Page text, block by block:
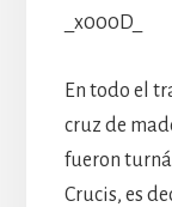
_x000D_
En todo el
cruz de
fueron
Crucis, es